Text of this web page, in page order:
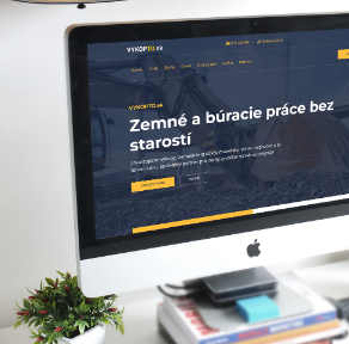
Redizajn prezentačnej stránky pre
práce a